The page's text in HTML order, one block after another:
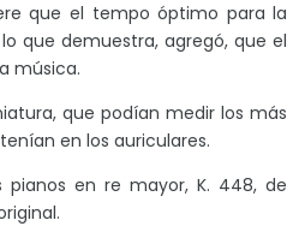
que el tempo óptimo para la
que demuestra, agregó, que el
música.
que podían medir los más
en los auriculares.
en re mayor, K. 448, de